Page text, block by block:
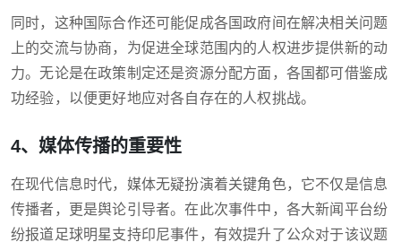
同时，这种国际合作还可能促成各国政府间在解决相关问题
上的交流与协商，为促进全球范围内的人权进步提供新的动
力。无论是在政策制定还是资源分配方面，各国都可借鉴成
功经验，以便更好地应对各自存在的人权挑战。
4、媒体传播的重要性
在现代信息时代，媒体无疑扮演着关键角色，它不仅是信息
传播者，更是舆论引导者。在此次事件中，各大新闻平台纷
纷报道足球明星支持印尼事件，有效提升了公众对于该议题